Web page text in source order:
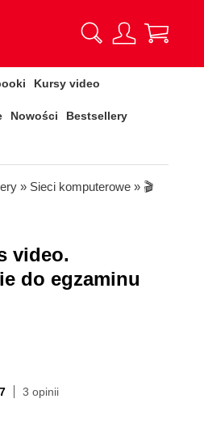
Kursy video
Nowości Bestsellery
» Sieci komputerowe » 🎬
video.
do egzaminu
3 opinii